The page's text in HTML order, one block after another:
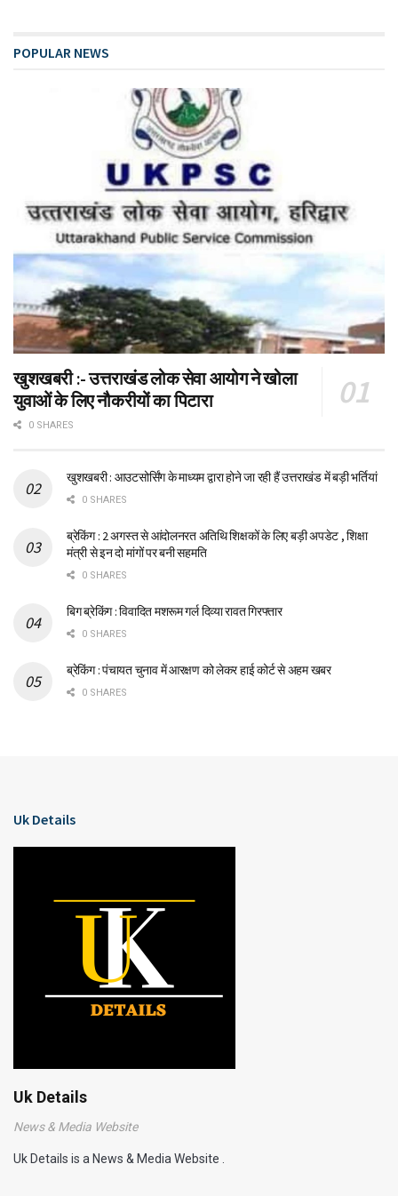
POPULAR NEWS
खुशखबरी :- उत्तराखंड लोक सेवा आयोग ने खोला
युवाओं के लिए नौकरीयों का पिटारा
0 SHARES
खुशखबरी : आउटसोर्सिंग के माध्यम द्वारा होने जा रही हैं उत्तराखंड में बड़ी भर्तियां
0 SHARES
ब्रेकिंग : 2 अगस्त से आंदोलनरत अतिथि शिक्षकों के लिए बड़ी अपडेट , शिक्षा
मंत्री से इन दो मांगों पर बनी सहमति
0 SHARES
बिग ब्रेकिंग : विवादित मशरूम गर्ल दिव्या रावत गिरफ्तार
0 SHARES
ब्रेकिंग : पंचायत चुनाव में आरक्षण को लेकर हाई कोर्ट से अहम खबर
0 SHARES
Uk Details
Uk Details
News & Media Website
Uk Details is a News & Media Website .